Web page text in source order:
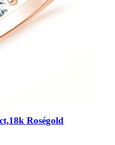
Roségold